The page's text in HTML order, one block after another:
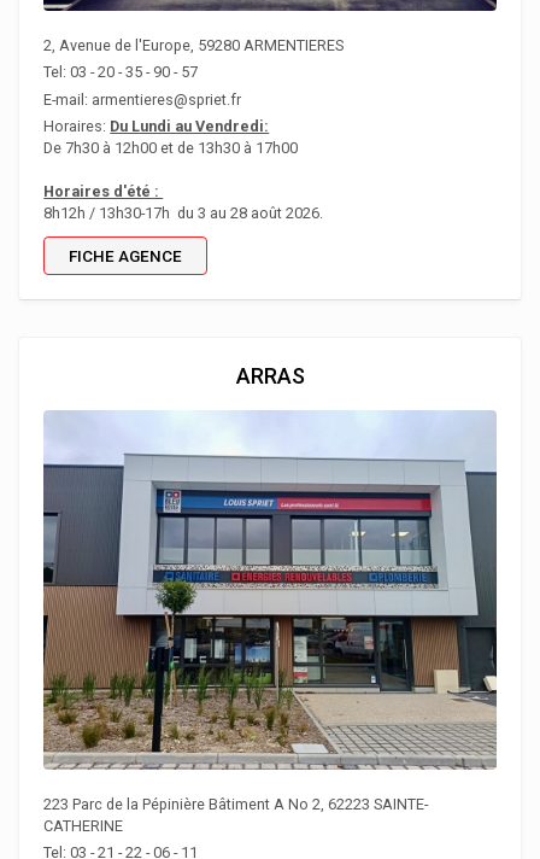
2, Avenue de l'Europe, 59280 ARMENTIERES
Tel: 03 - 20 - 35 - 90 - 57
E-mail: armentieres@spriet.fr
Horaires: Du Lundi au Vendredi:
De 7h30 à 12h00 et de 13h30 à 17h00
Horaires d'été :
8h12h / 13h30-17h du 3 au 28 août 2026.
FICHE AGENCE
ARRAS
223 Parc de la Pépinière Bâtiment A No 2, 62223 SAINTE-
CATHERINE
Tel: 03 - 21 - 22 - 06 - 11